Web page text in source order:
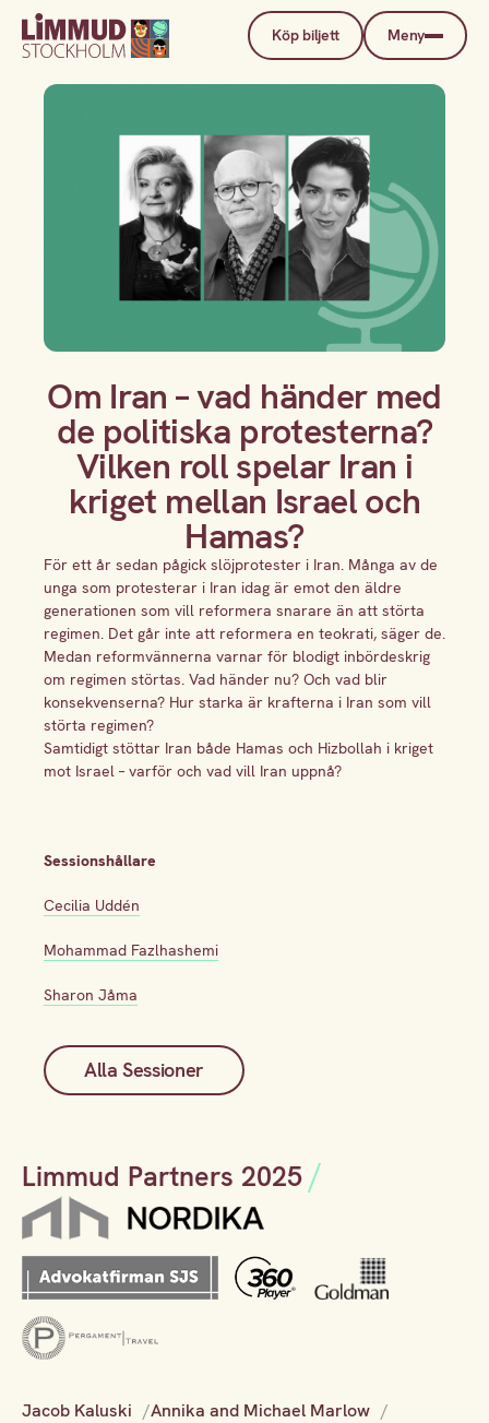
Köp biljett Meny
Om Iran – vad händer med
de politiska protesterna?
Vilken roll spelar Iran i
kriget mellan Israel och
Hamas?
För ett år sedan pågick slöjprotester i Iran. Många av de
unga som protesterar i Iran idag är emot den äldre
generationen som vill reformera snarare än att störta
regimen. Det går inte att reformera en teokrati, säger de.
Medan reformvännerna varnar för blodigt inbördeskrig
om regimen störtas. Vad händer nu? Och vad blir
konsekvenserna? Hur starka är krafterna i Iran som vill
störta regimen?
Samtidigt stöttar Iran både Hamas och Hizbollah i kriget
mot Israel – varför och vad vill Iran uppnå?
Sessionshållare
Cecilia Uddén
Mohammad Fazlhashemi
Sharon Jåma
Alla Sessioner
Limmud Partners 2025
Jacob Kaluski
Annika and Michael Marlow